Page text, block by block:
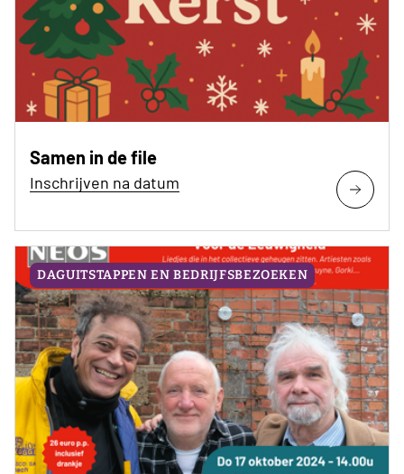
Samen in de file
Inschrijven na datum
DAGUITSTAPPEN EN BEDRIJFSBEZOEKEN